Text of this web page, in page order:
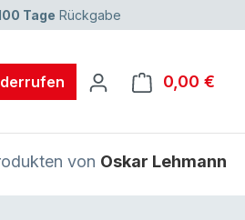
Tage Rückgabe
0,00 €
von Oskar Lehmann